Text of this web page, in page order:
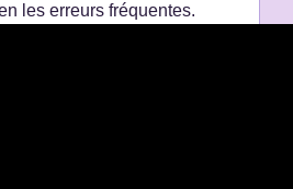
les erreurs fréquentes.